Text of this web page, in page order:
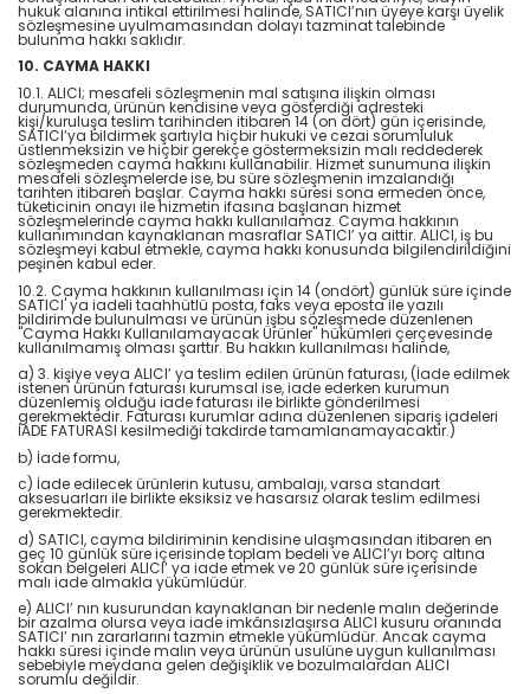
hukuk alanına intikal ettirilmesi halinde, SATICI’nın üyeye karşı üyelik
sözleşmesine uyulmamasından dolayı tazminat talebinde
bulunma hakkı saklıdır.
10. CAYMA HAKKI
10.1. ALICI; mesafeli sözleşmenin mal satışına ilişkin olması
durumunda, ürünün kendisine veya gösterdiği adresteki
kişi/kuruluşa teslim tarihinden itibaren 14 (on dört) gün içerisinde,
SATICI’ya bildirmek şartıyla hiçbir hukuki ve cezai sorumluluk
üstlenmeksizin ve hiçbir gerekçe göstermeksizin malı reddederek
sözleşmeden cayma hakkını kullanabilir. Hizmet sunumuna ilişkin
mesafeli sözleşmelerde ise, bu süre sözleşmenin imzalandığı
tarihten itibaren başlar. Cayma hakkı süresi sona ermeden önce,
tüketicinin onayı ile hizmetin ifasına başlanan hizmet
sözleşmelerinde cayma hakkı kullanılamaz. Cayma hakkının
kullanımından kaynaklanan masraflar SATICI’ ya aittir. ALICI, iş bu
sözleşmeyi kabul etmekle, cayma hakkı konusunda bilgilendirildiğini
peşinen kabul eder.
10.2. Cayma hakkının kullanılması için 14 (ondört) günlük süre içinde
SATICI' ya iadeli taahhütlü posta, faks veya eposta ile yazılı
bildirimde bulunulması ve ürünün işbu sözleşmede düzenlenen
"Cayma Hakkı Kullanılamayacak Ürünler" hükümleri çerçevesinde
kullanılmamış olması şarttır. Bu hakkın kullanılması halinde,
a) 3. kişiye veya ALICI’ ya teslim edilen ürünün faturası, (İade edilmek
istenen ürünün faturası kurumsal ise, iade ederken kurumun
düzenlemiş olduğu iade faturası ile birlikte gönderilmesi
gerekmektedir. Faturası kurumlar adına düzenlenen sipariş iadeleri
İADE FATURASI kesilmediği takdirde tamamlanamayacaktır.)
b) İade formu,
c) İade edilecek ürünlerin kutusu, ambalajı, varsa standart
aksesuarları ile birlikte eksiksiz ve hasarsız olarak teslim edilmesi
gerekmektedir.
d) SATICI, cayma bildiriminin kendisine ulaşmasından itibaren en
geç 10 günlük süre içerisinde toplam bedeli ve ALICI’yı borç altına
sokan belgeleri ALICI’ ya iade etmek ve 20 günlük süre içerisinde
malı iade almakla yükümlüdür.
e) ALICI’ nın kusurundan kaynaklanan bir nedenle malın değerinde
bir azalma olursa veya iade imkânsızlaşırsa ALICI kusuru oranında
SATICI’ nın zararlarını tazmin etmekle yükümlüdür. Ancak cayma
hakkı süresi içinde malın veya ürünün usulüne uygun kullanılması
sebebiyle meydana gelen değişiklik ve bozulmalardan ALICI
sorumlu değildir.